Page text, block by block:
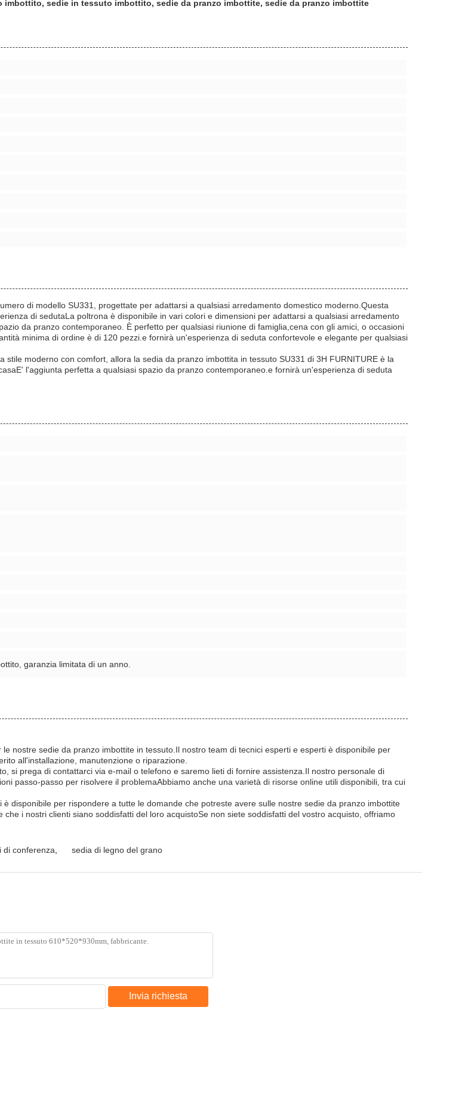
sedie in tessuto imbottito, sedie da pranzo imbottite, sedie da pranzo imbottite
di modello SU331, progettate per adattarsi a qualsiasi arredamento domestico moderno.Questa
di sedutaLa poltrona è disponibile in vari colori e dimensioni per adattarsi a qualsiasi arredamento
da pranzo contemporaneo. È perfetto per qualsiasi riunione di famiglia,cena con gli amici, o occasioni
minima di ordine è di 120 pezzi.e fornirà un'esperienza di seduta confortevole e elegante per qualsiasi
moderno con comfort, allora la sedia da pranzo imbottita in tessuto SU331 di 3H FURNITURE è la
l'aggiunta perfetta a qualsiasi spazio da pranzo contemporaneo.e fornirà un'esperienza di seduta
garanzia limitata di un anno.
nostre sedie da pranzo imbottite in tessuto.Il nostro team di tecnici esperti e esperti è disponibile per
all'installazione, manutenzione o riparazione.
si prega di contattarci via e-mail o telefono e saremo lieti di fornire assistenza.Il nostro personale di
passo-passo per risolvere il problemaAbbiamo anche una varietà di risorse online utili disponibili, tra cui
disponibile per rispondere a tutte le domande che potreste avere sulle nostre sedie da pranzo imbottite
i nostri clienti siano soddisfatti del loro acquistoSe non siete soddisfatti del vostro acquisto, offriamo
di conferenza sedia di legno del grano
Invia richiesta